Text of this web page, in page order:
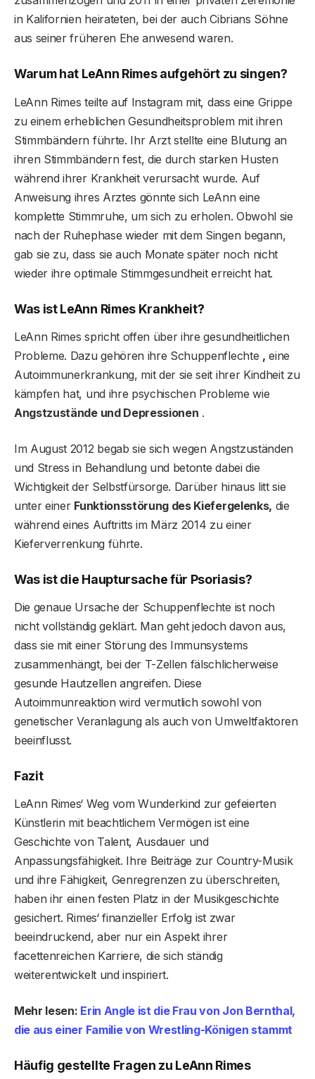
in Kalifornien heirateten, bei der auch Cibrians Söhne
aus seiner früheren Ehe anwesend waren.
Warum hat LeAnn Rimes aufgehört zu singen?
LeAnn Rimes teilte auf Instagram mit, dass eine Grippe
zu einem erheblichen Gesundheitsproblem mit ihren
Stimmbändern führte. Ihr Arzt stellte eine Blutung an
ihren Stimmbändern fest, die durch starken Husten
während ihrer Krankheit verursacht wurde. Auf
Anweisung ihres Arztes gönnte sich LeAnn eine
komplette Stimmruhe, um sich zu erholen. Obwohl sie
nach der Ruhephase wieder mit dem Singen begann,
gab sie zu, dass sie auch Monate später noch nicht
wieder ihre optimale Stimmgesundheit erreicht hat.
Was ist LeAnn Rimes Krankheit?
LeAnn Rimes spricht offen über ihre gesundheitlichen
Probleme. Dazu gehören ihre Schuppenflechte , eine
Autoimmunerkrankung, mit der sie seit ihrer Kindheit zu
kämpfen hat, und ihre psychischen Probleme wie
Angstzustände und Depressionen .
Im August 2012 begab sie sich wegen Angstzuständen
und Stress in Behandlung und betonte dabei die
Wichtigkeit der Selbstfürsorge. Darüber hinaus litt sie
unter einer Funktionsstörung des Kiefergelenks, die
während eines Auftritts im März 2014 zu einer
Kieferverrenkung führte.
Was ist die Hauptursache für Psoriasis?
Die genaue Ursache der Schuppenflechte ist noch
nicht vollständig geklärt. Man geht jedoch davon aus,
dass sie mit einer Störung des Immunsystems
zusammenhängt, bei der T-Zellen fälschlicherweise
gesunde Hautzellen angreifen. Diese
Autoimmunreaktion wird vermutlich sowohl von
genetischer Veranlagung als auch von Umweltfaktoren
beeinflusst.
Fazit
LeAnn Rimes‘ Weg vom Wunderkind zur gefeierten
Künstlerin mit beachtlichem Vermögen ist eine
Geschichte von Talent, Ausdauer und
Anpassungsfähigkeit. Ihre Beiträge zur Country-Musik
und ihre Fähigkeit, Genregrenzen zu überschreiten,
haben ihr einen festen Platz in der Musikgeschichte
gesichert. Rimes‘ finanzieller Erfolg ist zwar
beeindruckend, aber nur ein Aspekt ihrer
facettenreichen Karriere, die sich ständig
weiterentwickelt und inspiriert.
Mehr lesen: Erin Angle ist die Frau von Jon Bernthal,
die aus einer Familie von Wrestling-Königen stammt
Häufig gestellte Fragen zu LeAnn Rimes